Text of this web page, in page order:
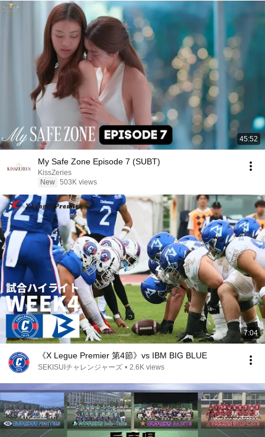
45:52
My Safe Zone Episode 7 (SUBT)
KissZeries
New 503K views
7:04
《X Legue Premier 第4節》vs IBM BIG BLUE
SEKISUIチャレンジャーズ • 2.6K views